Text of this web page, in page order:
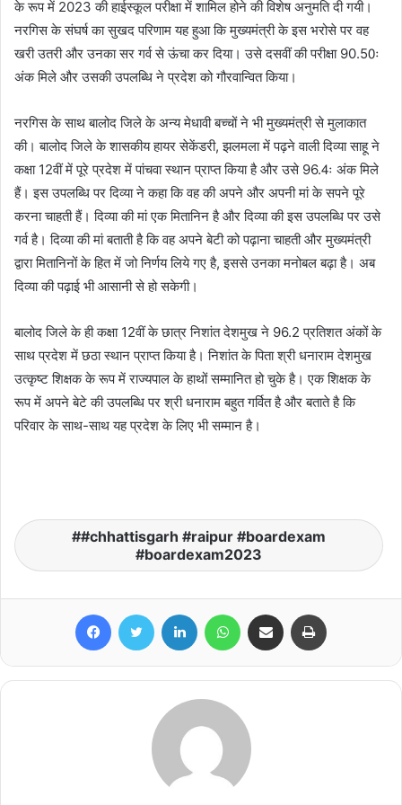
के रूप में 2023 की हाईस्कूल परीक्षा में शामिल होने की विशेष अनुमति दी गयी।
नरगिस के संघर्ष का सुखद परिणाम यह हुआ कि मुख्यमंत्री के इस भरोसे पर वह
खरी उतरी और उनका सर गर्व से ऊंचा कर दिया। उसे दसवीं की परीक्षा 90.50ः
अंक मिले और उसकी उपलब्धि ने प्रदेश को गौरवान्वित किया।
नरगिस के साथ बालोद जिले के अन्य मेधावी बच्चों ने भी मुख्यमंत्री से मुलाकात
की। बालोद जिले के शासकीय हायर सेकेंडरी, झलमला में पढ़ने वाली दिव्या साहू ने
कक्षा 12वीं में पूरे प्रदेश में पांचवा स्थान प्राप्त किया है और उसे 96.4ः अंक मिले
हैं। इस उपलब्धि पर दिव्या ने कहा कि वह की अपने और अपनी मां के सपने पूरे
करना चाहती हैं। दिव्या की मां एक मितानिन है और दिव्या की इस उपलब्धि पर उसे
गर्व है। दिव्या की मां बताती है कि वह अपने बेटी को पढ़ाना चाहती और मुख्यमंत्री
द्वारा मितानिनों के हित में जो निर्णय लिये गए है, इससे उनका मनोबल बढ़ा है। अब
दिव्या की पढ़ाई भी आसानी से हो सकेगी।
बालोद जिले के ही कक्षा 12वीं के छात्र निशांत देशमुख ने 96.2 प्रतिशत अंकों के
साथ प्रदेश में छठा स्थान प्राप्त किया है। निशांत के पिता श्री धनाराम देशमुख
उत्कृष्ट शिक्षक के रूप में राज्यपाल के हाथों सम्मानित हो चुके है। एक शिक्षक के
रूप में अपने बेटे की उपलब्धि पर श्री धनाराम बहुत गर्वित है और बताते है कि
परिवार के साथ-साथ यह प्रदेश के लिए भी सम्मान है।
#chhattisgarh #raipur #boardexam
#boardexam2023
FacebookTwitter LinkedIn WhatsAppShare via Email